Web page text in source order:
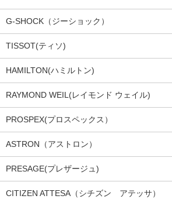
G-SHOCK（ジーショック）
TISSOT(ティソ)
HAMILTON(ハミルトン)
RAYMOND WEIL(レイモンド ウェイル)
PROSPEX(プロスペックス）
ASTRON（アストロン）
PRESAGE(プレザージュ)
CITIZEN ATTESA（シチズン アテッサ）